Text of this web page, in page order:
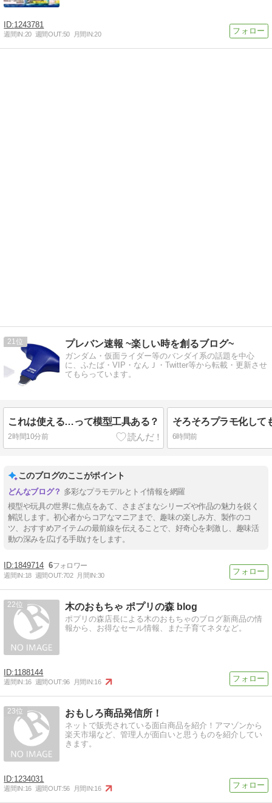
1243781
週間IN:20 週間OUT:50 月間IN:20
21 プレバン速報 ~楽しい時を創るブログ~
ガンダム・仮面ライダー等のバンダイ系の話題を中心
に、ふたば・VIP・なんＪ・Twitter等から転載・更新させ
てもらっています。
これは使える…って模型工具ある？
2時間10分前
そろそろプラモ化して
6時間前
このブログのここがポイント
多彩なプラモデルとトイ情報を網羅
模型や玩具の世界に焦点をあて、さまざまなシリーズや作品の魅力を鋭く
解説します。初心者からコアなマニアまで、趣味の楽しみ方、製作のコ
ツ、おすすめアイテムの最前線を伝えることで、好奇心を刺激し、趣味活
動の深みを広げる手助けをします。
1849714 6
週間IN:18 週間OUT:702 月間IN:30
22 木のおもちゃ ポプリの森 blog
ポプリの森店長による木のおもちゃのブログ新商品の情
報から、お得なセール情報、また子育てネタなど。
1188144
週間IN:16 週間OUT:96 月間IN:16
23 おもしろ商品発信所！
ネットで販売されている面白商品を紹介！アマゾンから
楽天市場など、管理人が面白いと思うものを紹介してい
きます。
1234031
週間IN:16 週間OUT:56 月間IN:16